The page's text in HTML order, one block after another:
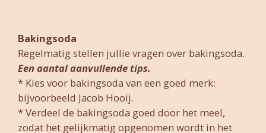
Bakingsoda
Regelmatig stellen jullie vragen over bakingsoda.
Een aantal aanvullende tips.
* Kies voor bakingsoda van een goed merk:
bijvoorbeeld Jacob Hooij.
* Verdeel de bakingsoda goed door het meel,
zodat het gelijkmatig opgenomen wordt in het